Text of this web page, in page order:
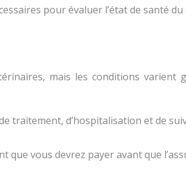
pour évaluer l’état de santé
mais les conditions varient
traitement, d’hospitalisation et de
que vous devrez payer avant que